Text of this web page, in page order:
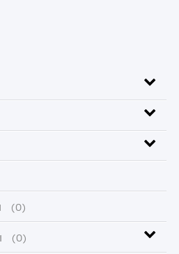
(0)
(0)